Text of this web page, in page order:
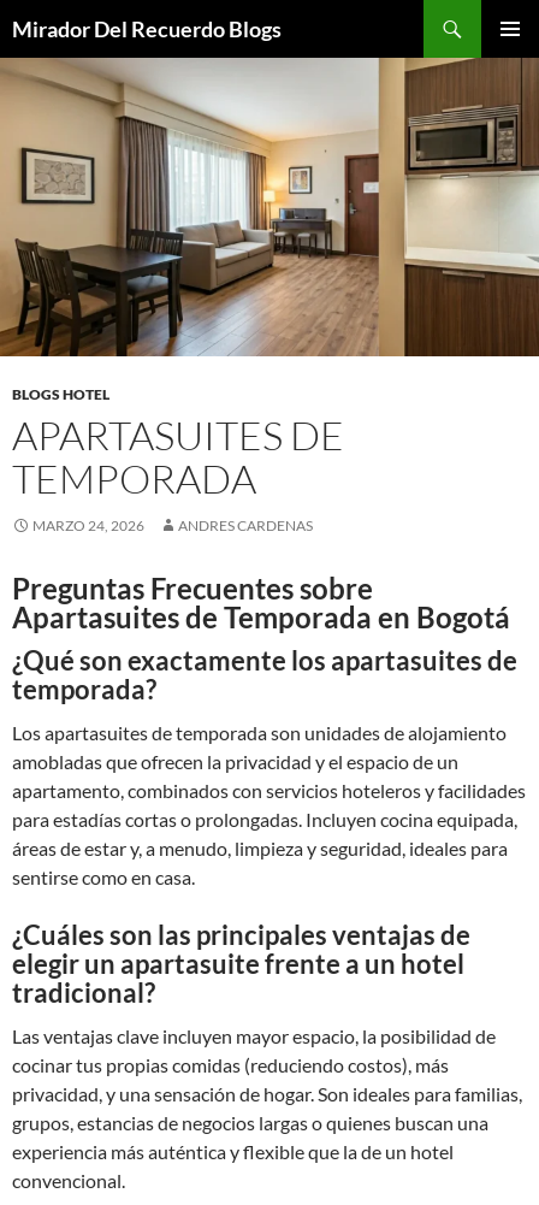
contenido
Mirador Del Recuerdo Blogs
BLOGS HOTEL
APARTASUITES DE
TEMPORADA
MARZO 24, 2026 ANDRES CARDENAS
Preguntas Frecuentes sobre
Apartasuites de Temporada en Bogotá
¿Qué son exactamente los apartasuites de
temporada?
Los apartasuites de temporada son unidades de alojamiento
amobladas que ofrecen la privacidad y el espacio de un
apartamento, combinados con servicios hoteleros y facilidades
para estadías cortas o prolongadas. Incluyen cocina equipada,
áreas de estar y, a menudo, limpieza y seguridad, ideales para
sentirse como en casa.
¿Cuáles son las principales ventajas de
elegir un apartasuite frente a un hotel
tradicional?
Las ventajas clave incluyen mayor espacio, la posibilidad de
cocinar tus propias comidas (reduciendo costos), más
privacidad, y una sensación de hogar. Son ideales para familias,
grupos, estancias de negocios largas o quienes buscan una
experiencia más auténtica y flexible que la de un hotel
convencional.